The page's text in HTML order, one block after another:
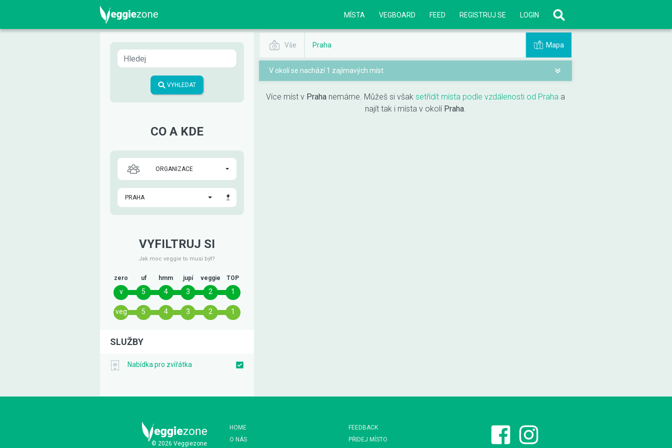
MÍSTA VEGBOARD FEED REGISTRUJ SE LOGIN
VYHLEDAT
CO A KDE
ORGANIZACE
PRAHA
VYFILTRUJ SI
Jak moc veggie to musí být?
zero uf hmm jupí veggie TOP
v 5 4 3 2 1
veg 5 4 3 2 1
SLUŽBY
Nabídka pro zvířátka
Vše Praha Mapa
V okolí se nachází 1 zajímavých míst
Více míst v Prahanemáme. Můžeš si však setřídít místa podle vzdálenosti od Prahaa
najít tak i místa v okolí Praha.
© 2026 Veggiezone
HOME
O NÁS
FEEDBACK
PŘIDEJ MÍSTO